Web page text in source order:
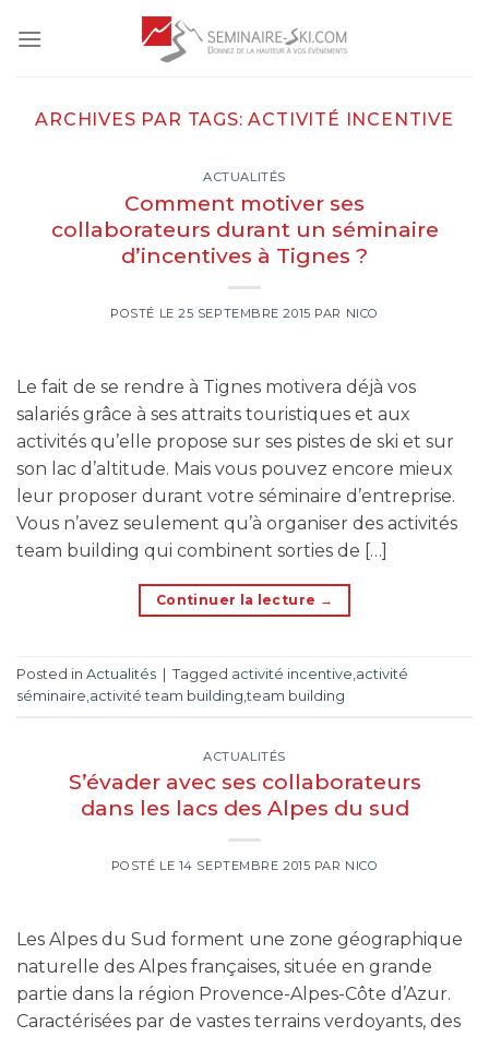
ARCHIVES PAR TAGS:ACTIVITÉ INCENTIVE
ACTUALITÉS
Comment motiver ses
collaborateurs durant un séminaire
d’incentives à Tignes ?
POSTÉ LE25 SEPTEMBRE 2015 PAR NICO
Le fait de se rendre à Tignes motivera déjà vos
salariés grâce à ses attraits touristiques et aux
activités qu’elle propose sur ses pistes de ski et sur
son lac d’altitude. Mais vous pouvez encore mieux
leur proposer durant votre séminaire d’entreprise.
Vous n’avez seulement qu’à organiser des activités
team building qui combinent sorties de […]
Continuer la lecture →
Posted in Actualités Tagged activité incentive activité
séminaire activité team building ,team building
ACTUALITÉS
S’évader avec ses collaborateurs
dans les lacs des Alpes du sud
POSTÉ LE 14 SEPTEMBRE 2015 PAR NICO
Les Alpes du Sud forment une zone géographique
naturelle des Alpes françaises, située en grande
partie dans la région Provence-Alpes-Côte d’Azur.
Caractérisées par de vastes terrains verdoyants, des